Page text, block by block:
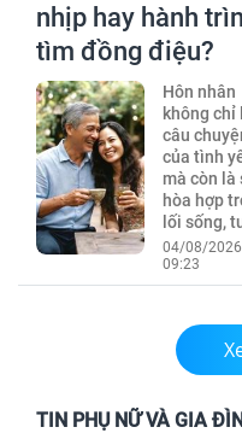
nhịp hay hành
tìm đồng điệu?
Hôn nhân
không chỉ
câu
của tình
mà còn là
hòa hợp
lối sống,
04/08/2026
09:23
TIN PHỤ NỮ VÀ GIA